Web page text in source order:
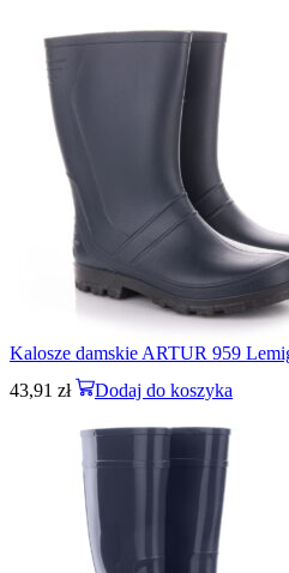
Kalosze damskie ARTUR 959
43,91 zł Dodaj do koszyka